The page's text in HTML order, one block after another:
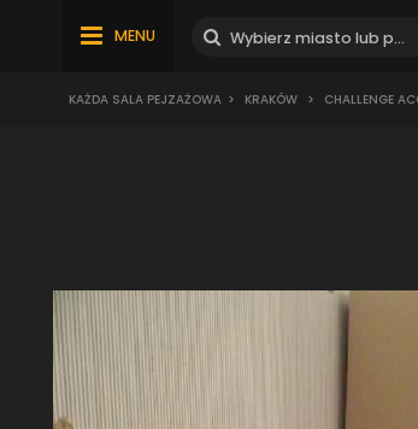
MENU
KAŻDA SALA PEJZAŻOWA > KRAKÓW > CHALLENGE